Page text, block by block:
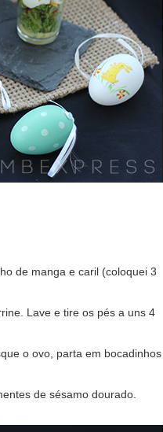
de manga e caril (coloquei 3
Lave e tire os pés a uns 4
o ovo, parta em bocadinhos
de sésamo dourado.